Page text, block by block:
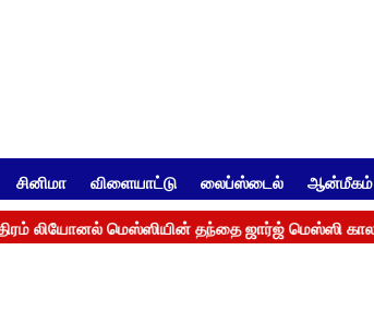
சினிமா விளையாட்டு லைப்ஸ்டைல் ஆன்மீகம்